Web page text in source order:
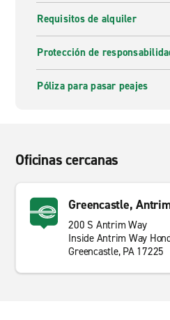
Requisitos de alquiler
Protección de
Póliza para pasar peajes
Oficinas cercanas
Greencastle,
200 S Antrim Way
Inside Antrim Way
Greencastle, PA 17225